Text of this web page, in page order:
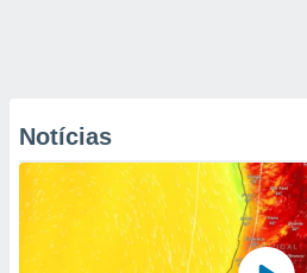
Notícias